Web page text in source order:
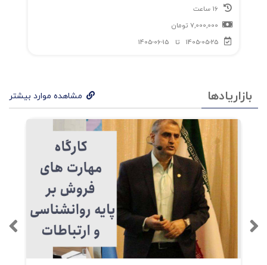
7,000,000 تومان
1405-05-25
تا 1405-06-15
بازاریادها مشاهده موارد بیشتر